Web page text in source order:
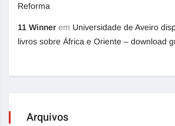
Reforma
11 Winner em Universidade de Aveiro
livros sobre África e Oriente – download
Arquivos